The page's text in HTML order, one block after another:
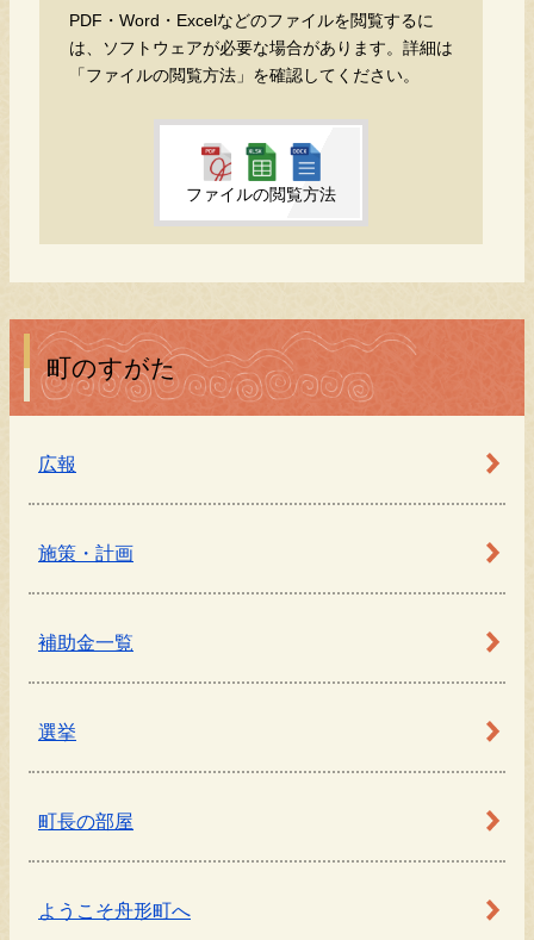
PDF・Word・Excelなどのファイルを閲覧するに
は、ソフトウェアが必要な場合があります。詳細は
「ファイルの閲覧方法」を確認してください。
ファイルの閲覧方法
町のすがた
広報
施策・計画
補助金一覧
選挙
町長の部屋
ようこそ舟形町へ